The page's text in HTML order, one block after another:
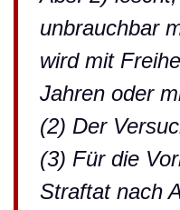
unbrauchbar
wird mit
Jahren oder
(2) Der
(3) Für die
Straftat nach